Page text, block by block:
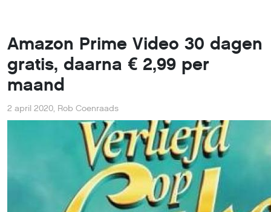
Amazon Prime Video 30 dagen
gratis, daarna € 2,99 per
maand
2 april 2020, Rob Coenraads